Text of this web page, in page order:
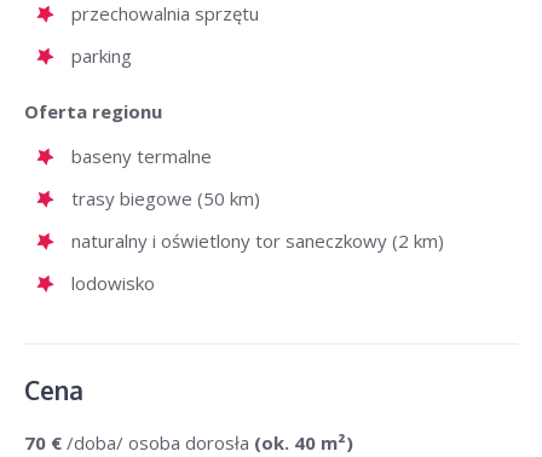
przechowalnia sprzętu
parking
Oferta regionu
baseny termalne
trasy biegowe (50 km)
naturalny i oświetlony tor saneczkowy (2 km)
lodowisko
Cena
70 € /doba/ osoba dorosła (ok. 40 m²)